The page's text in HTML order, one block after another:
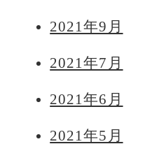
2021年9月
2021年7月
2021年6月
2021年5月